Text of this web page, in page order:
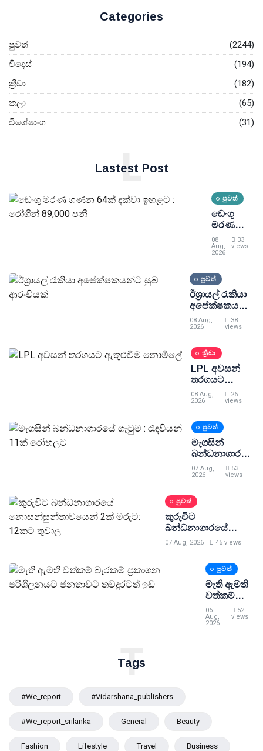
Categories
පුවත්
(2244)
විදෙස්
(194)
ක්‍රීඩා
(182)
කලා
(65)
විශේෂාංග
(31)
Lastest Post
L
පුවත්
ඩෙංගු
මරණ
ගණන
64ක්
රෝගීන්
89,000
පනී
08
Aug,
2026
33
views
පුවත්
ඊශ්‍රායල් රැකියා
අපේක්ෂකයන්ට
සුබ ආරංචියක්
08 Aug,
2026
38
views
ක්‍රීඩා
LPL අවසන්
තරගයට
ඇතුළුවීම
නොමිලේ
08 Aug,
2026
26
views
පුවත්
මැගසින්
බන්ධනාගාරයේ
ගැටුම :
රැඳවියන් 11ක්
07 Aug,
2026
53
views
පුවත්
කුරුවිට
බන්ධනාගාරයේ
නොසන්සුන්තාවයෙන්
07 Aug, 2026 45 views
පුවත්
මැති ඇමති
වත්කම්
බැරකම්
ප්‍රකාශන
06
Aug,
2026
52
views
Tags
T
#we_report #vidarshana_publishers
#we_report_srilanka General Beauty
Fashion Lifestyle Travel Business